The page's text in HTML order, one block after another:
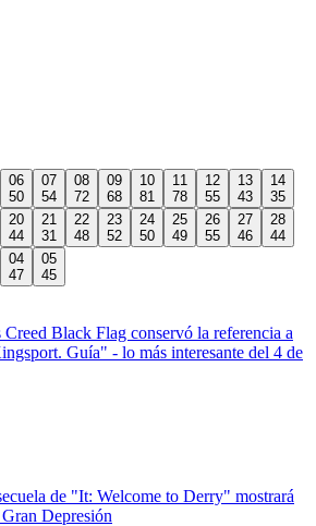
06
50
07
54
08
72
09
68
10
81
11
78
12
55
13
43
14
35
20
44
21
31
22
48
23
52
24
50
25
49
26
55
27
46
28
44
04
47
05
45
Creed Black Flag conservó la referencia a
Guía" - lo más interesante del 4 de
de "It: Welcome to Derry" mostrará
Depresión